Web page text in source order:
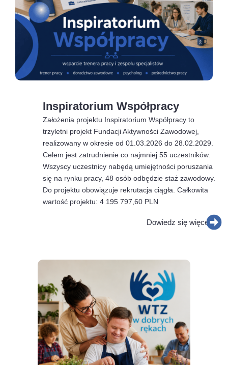
Inspiratorium Współpracy
Założenia projektu Inspiratorium Współpracy to
trzyletni projekt Fundacji Aktywności Zawodowej,
realizowany w okresie od 01.03.2026 do 28.02.2029.
Celem jest zatrudnienie co najmniej 55 uczestników.
Wszyscy uczestnicy nabędą umiejętności poruszania
się na rynku pracy, 48 osób odbędzie staż zawodowy.
Do projektu obowiązuje rekrutacja ciągła. Całkowita
wartość projektu: 4 195 797,60 PLN
Dowiedz się więcej